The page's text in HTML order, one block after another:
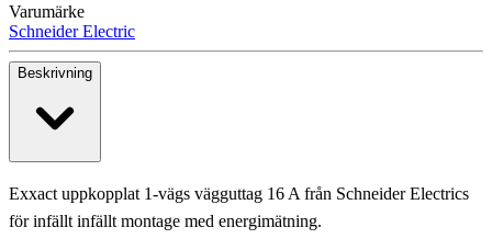
Varumärke
Schneider Electric
Beskrivning
Exxact uppkopplat 1-vägs vägguttag 16 A från Schneider Electrics
för infällt infällt montage med energimätning.